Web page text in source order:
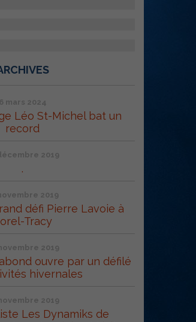
6 mars 2024
Léo St-Michel bat un
record
2019
.
2019
défi Pierre Lavoie à
Tracy
2019
ouvre par un défilé
hivernales
2019
Les Dynamiks de